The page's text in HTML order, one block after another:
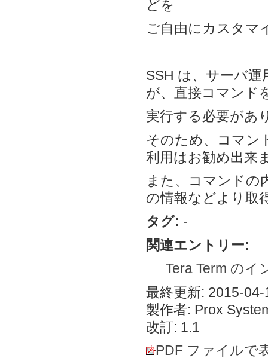
どを
ご自由にカスタマ
SSH は、サーバ
が、直接コマンド
実行する必要があ
そのため、コマン
利用はお勧め出来
また、コマンドの
の情報などより取
タグ: -
関連エントリー:
Tera Term のイ
最終更新: 2015-
製作者: Prox
改訂: 1.1
PDF ファイルで